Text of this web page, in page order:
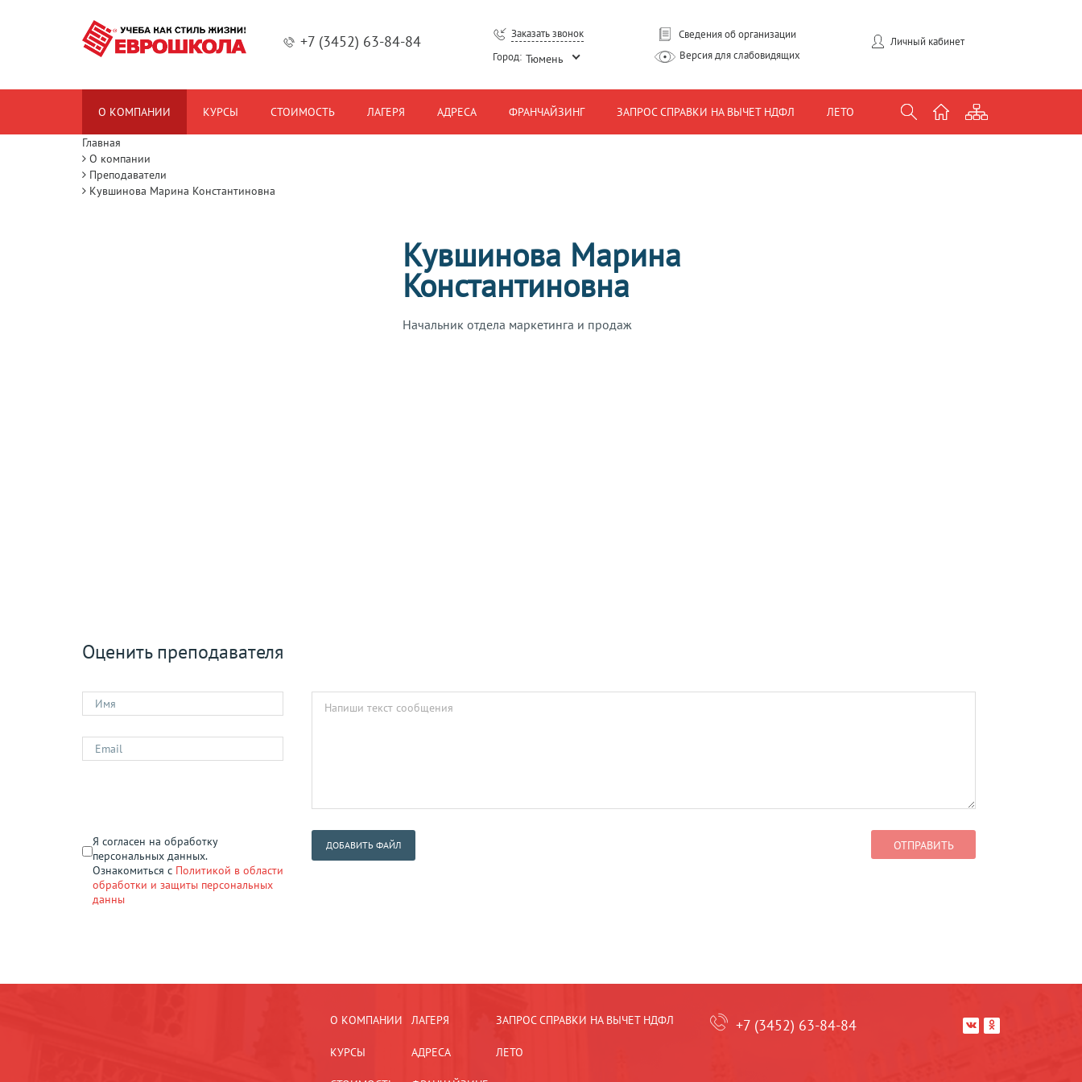
+7 (3452) 63-84-84
Заказать звонок
Город: Тюмень
Сведения об организации
Версия для слабовидящих
Личный кабинет
О КОМПАНИИ КУРСЫ СТОИМОСТЬ ЛАГЕРЯ АДРЕСА ФРАНЧАЙЗИНГ ЗАПРОС СПРАВКИ НА ВЫЧЕТ НДФЛ ЛЕТО
Главная
О компании
Преподаватели
Кувшинова Марина Константиновна
Кувшинова Марина
Константиновна
Начальник отдела маркетинга и продаж
Оценить преподавателя
Я согласен на обработку
персональных данных.
Ознакомиться с Политикой в области
обработки и защиты персональных
данны
ДОБАВИТЬ ФАЙЛ
О КОМПАНИИ
КУРСЫ
ЛАГЕРЯ
АДРЕСА
ЗАПРОС СПРАВКИ НА ВЫЧЕТ НДФЛ
ЛЕТО
+7 (3452) 63-84-84  